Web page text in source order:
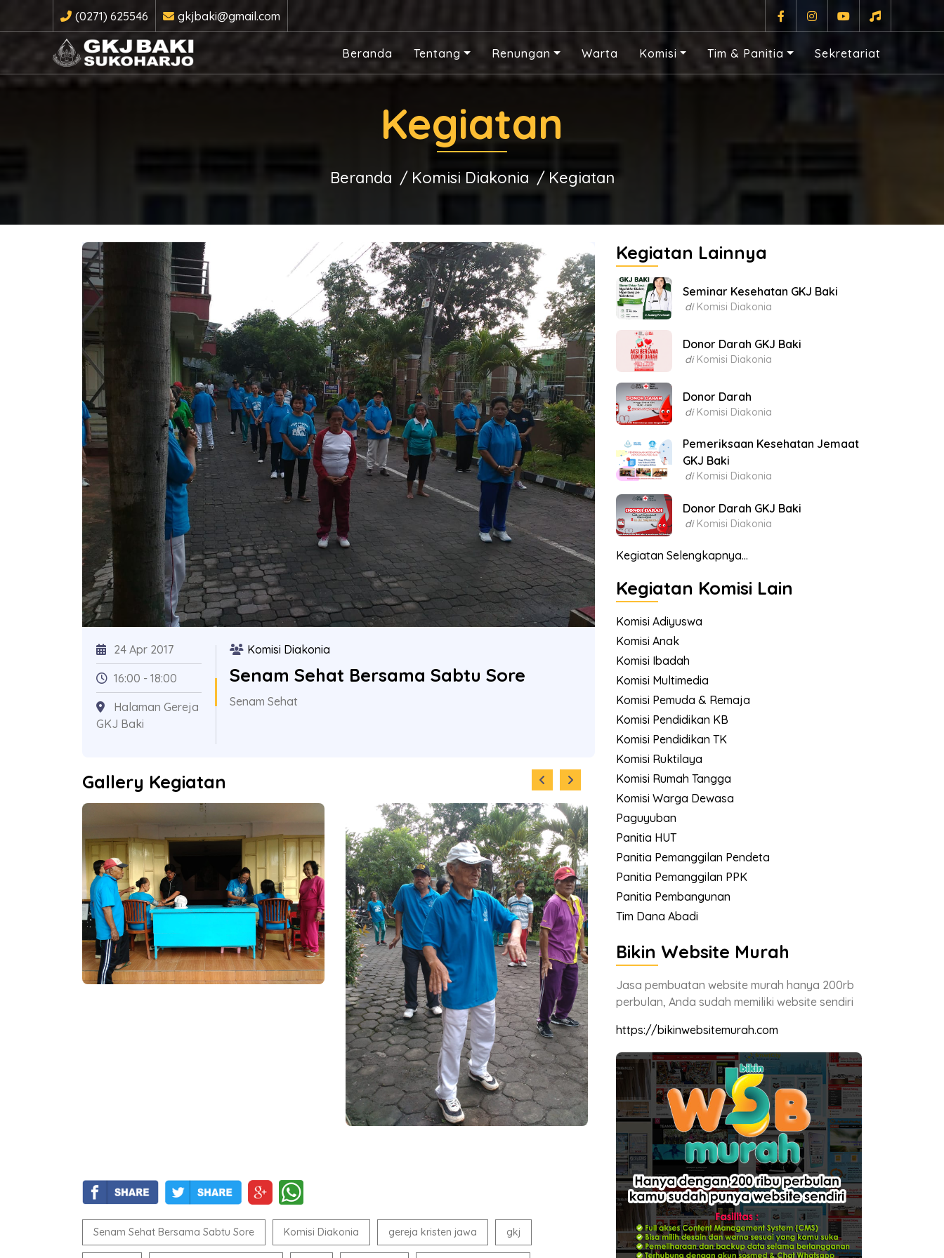
(0271) 625546 gkjbaki@gmail.com
Beranda Tentang Renungan Warta Komisi Tim & Panitia Sekretariat
Kegiatan
Beranda Komisi Diakonia Kegiatan
24 Apr 2017
16:00 - 18:00
Halaman Gereja
GKJ Baki
Komisi Diakonia
Senam Sehat Bersama Sabtu Sore
Senam Sehat
Gallery Kegiatan
Senam Sehat Bersama Sabtu Sore Komisi Diakonia gereja kristen jawa gkj
Kegiatan Lainnya
Seminar Kesehatan GKJ Baki
di Komisi Diakonia
Donor Darah GKJ Baki
di Komisi Diakonia
Donor Darah
di Komisi Diakonia
Pemeriksaan Kesehatan Jemaat
GKJ Baki
di Komisi Diakonia
Donor Darah GKJ Baki
di Komisi Diakonia
Kegiatan Selengkapnya...
Kegiatan Komisi Lain
Komisi Adiyuswa
Komisi Anak
Komisi Ibadah
Komisi Multimedia
Komisi Pemuda & Remaja
Komisi Pendidikan KB
Komisi Pendidikan TK
Komisi Ruktilaya
Komisi Rumah Tangga
Komisi Warga Dewasa
Paguyuban
Panitia HUT
Panitia Pemanggilan Pendeta
Panitia Pemanggilan PPK
Panitia Pembangunan
Tim Dana Abadi
Bikin Website Murah
Jasa pembuatan website murah hanya 200rb
perbulan, Anda sudah memiliki website sendiri
https://bikinwebsitemurah.com